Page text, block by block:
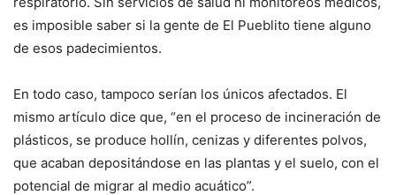
es imposible saber si la gente de El Pueblito tiene alguno
de esos padecimientos.
En todo caso, tampoco serían los únicos afectados. El
mismo artículo dice que, “en el proceso de incineración de
plásticos, se produce hollín, cenizas y diferentes polvos,
que acaban depositándose en las plantas y el suelo, con el
potencial de migrar al medio acuático”.